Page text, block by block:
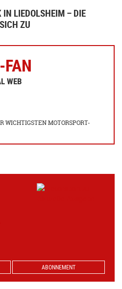
LIEDOLSHEIM – DIE
ZU
WEB
WICHTIGSTEN MOTORSPORT-
ABONNEMENT